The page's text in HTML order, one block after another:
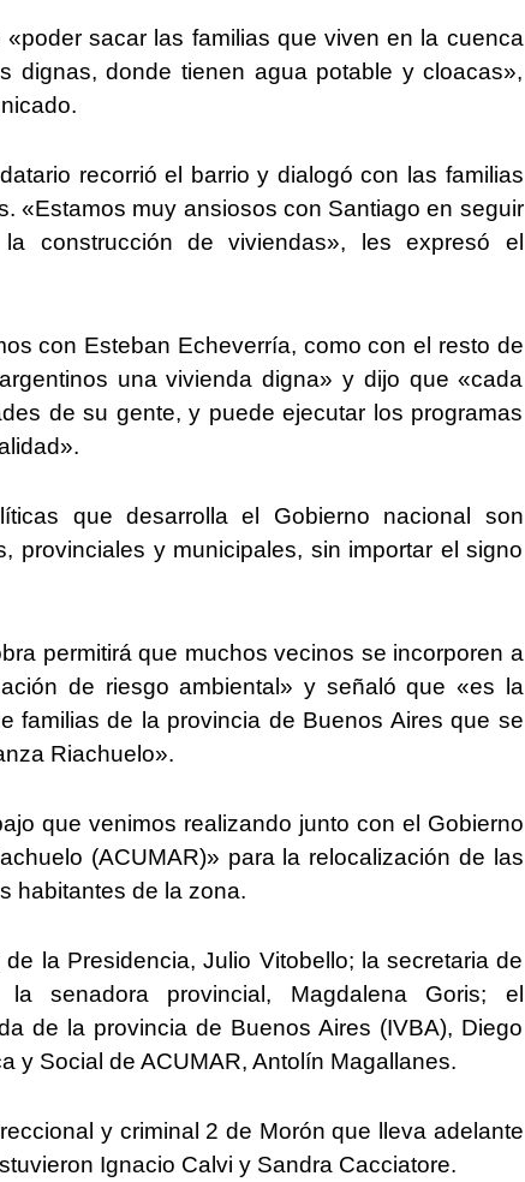
sacar las familias que viven en la cuenca
dignas, donde tienen agua potable y cloacas»,
recorrió el barrio y dialogó con las familias
«Estamos muy ansiosos con Santiago en seguir
construcción de viviendas», les expresó el
con Esteban Echeverría, como con el resto de
una vivienda digna» y dijo que «cada
de su gente, y puede ejecutar los programas
que desarrolla el Gobierno nacional son
provinciales y municipales, sin importar el signo
permitirá que muchos vecinos se incorporen a
de riesgo ambiental» y señaló que «es la
familias de la provincia de Buenos Aires que se
Riachuelo».
que venimos realizando junto con el Gobierno
(ACUMAR)» para la relocalización de las
habitantes de la zona.
la Presidencia, Julio Vitobello; la secretaria de
senadora provincial, Magdalena Goris; el
de la provincia de Buenos Aires (IVBA), Diego
y Social de ACUMAR, Antolín Magallanes.
y criminal 2 de Morón que lleva adelante
Ignacio Calvi y Sandra Cacciatore.